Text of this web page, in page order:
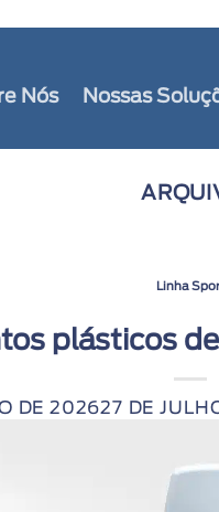
Nós Nossas
Linha
plásticos
DE 202627 DE